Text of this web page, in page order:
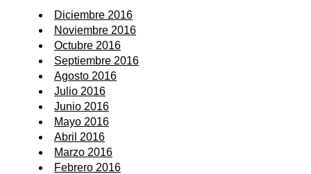
Diciembre 2016
Noviembre 2016
Octubre 2016
Septiembre 2016
Agosto 2016
Julio 2016
Junio 2016
Mayo 2016
Abril 2016
Marzo 2016
Febrero 2016